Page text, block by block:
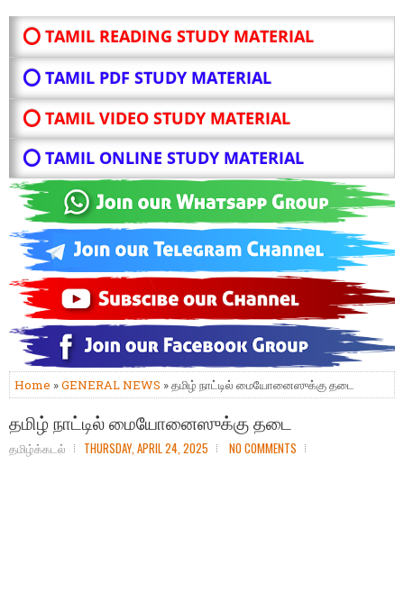
⭕ TAMIL READING STUDY MATERIAL
⭕ TAMIL PDF STUDY MATERIAL
⭕ TAMIL VIDEO STUDY MATERIAL
⭕ TAMIL ONLINE STUDY MATERIAL
Home »GENERAL NEWS » தமிழ் நாட்டில் மையோனைஸுக்கு தடை
தமிழ் நாட்டில் மையோனைஸுக்கு தடை
தமிழ்க்கடல் THURSDAY, APRIL 24, 2025 NO COMMENTS